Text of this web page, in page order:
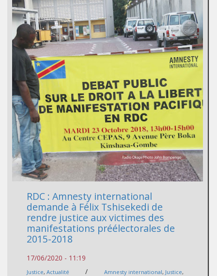
RDC : Amnesty international
demande à Félix Tshisekedi de
rendre justice aux victimes des
manifestations préélectorales de
2015-2018
17/06/2020 - 11:19
Justice, Actualité / Amnesty international, Justice,